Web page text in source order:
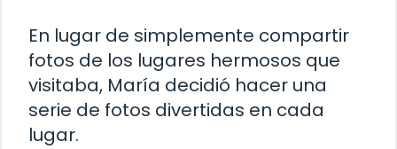
En lugar de simplemente compartir
fotos de los lugares hermosos que
visitaba, María decidió hacer una
serie de fotos divertidas en cada
lugar.